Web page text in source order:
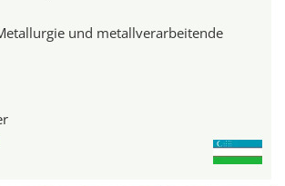
und metallverarbeitende